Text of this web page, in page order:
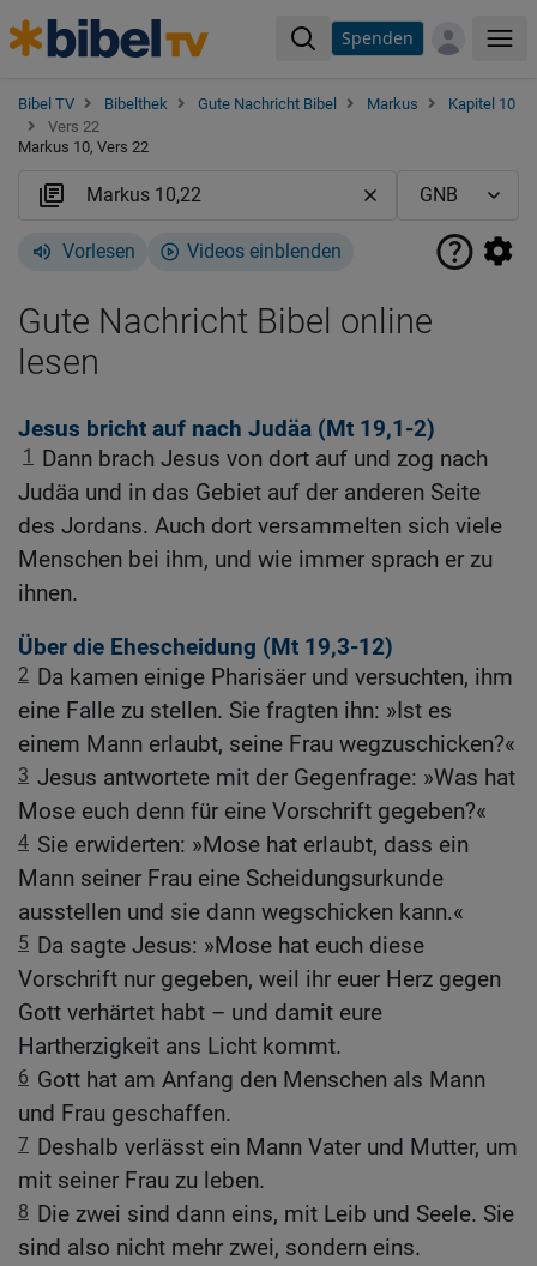
Spenden
Bibel TV Bibelthek Gute Nachricht Bibel Markus
Kapitel 10
Vers 22
Markus 10, Vers 22
Vorlesen Videos einblenden
Gute Nachricht Bibel online
lesen
Jesus bricht auf nach Judäa (Mt 19,1-2)
1
Dann brach Jesus von dort auf und zog nach
Judäa und in das Gebiet auf der anderen Seite
des Jordans. Auch dort versammelten sich viele
Menschen bei ihm, und wie immer sprach er zu
ihnen.
Über die Ehescheidung (Mt 19,3-12)
2 Da kamen einige Pharisäer und versuchten, ihm
eine Falle zu stellen. Sie fragten ihn: »Ist es
einem Mann erlaubt, seine Frau wegzuschicken?«
3 Jesus antwortete mit der Gegenfrage: »Was hat
Mose euch denn für eine Vorschrift gegeben?«
4 Sie erwiderten: »Mose hat erlaubt, dass ein
Mann seiner Frau eine Scheidungsurkunde
ausstellen und sie dann wegschicken kann.«
5 Da sagte Jesus: »Mose hat euch diese
Vorschrift nur gegeben, weil ihr euer Herz gegen
Gott verhärtet habt – und damit eure
Hartherzigkeit ans Licht kommt.
6 Gott hat am Anfang den Menschen als Mann
und Frau geschaffen.
7 Deshalb verlässt ein Mann Vater und Mutter, um
mit seiner Frau zu leben.
8 Die zwei sind dann eins, mit Leib und Seele. Sie
sind also nicht mehr zwei, sondern eins.